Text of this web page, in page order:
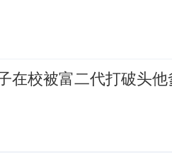
在校被富二代打破头